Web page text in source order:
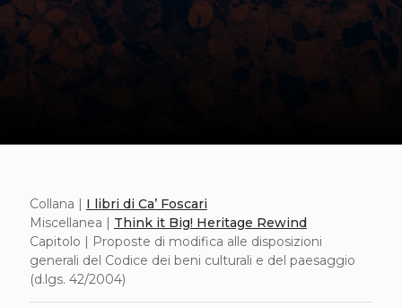
Collana | I libri di Ca’ Foscari
Miscellanea | Think it Big! Heritage Rewind
Capitolo | Proposte di modifica alle disposizioni
generali del Codice dei beni culturali e del paesaggio
(d.lgs. 42/2004)